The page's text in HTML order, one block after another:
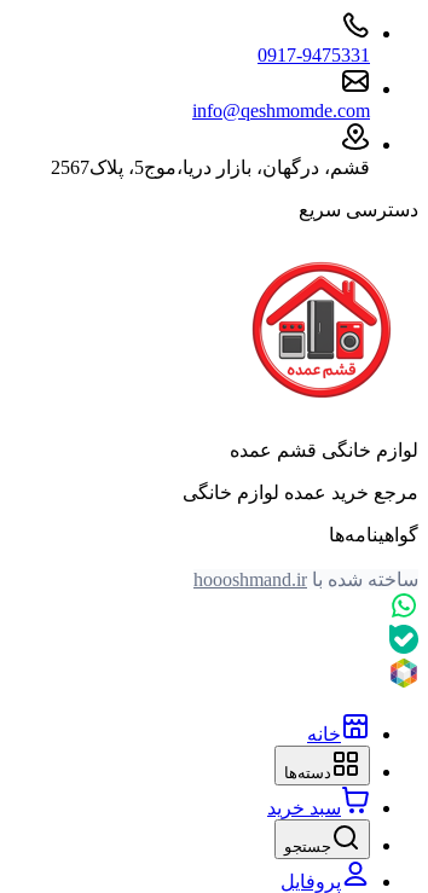
0917-9475331
info@qeshmomde.com
قشم، درگهان، بازار دریا،موج5، پلاک2567
دسترسی سریع
لوازم خانگی قشم عمده
مرجع خرید عمده لوازم خانگی
گواهینامه‌ها
ساخته شده با hoooshmand.ir
خانه
دسته‌ها
سبد خرید
جستجو
پروفایل